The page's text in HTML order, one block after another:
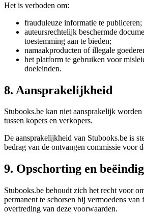
Het is verboden om:
frauduleuze informatie te publiceren;
auteursrechtelijk beschermde
toestemming aan te bieden;
namaakproducten of illegale
het platform te gebruiken voor
doeleinden.
8. Aansprakelijkheid
Stubooks.be kan niet aansprakelijk
tussen kopers en verkopers.
De aansprakelijkheid van Stubooks.be is
bedrag van de ontvangen commissie voor
9. Opschorting en
Stubooks.be behoudt zich het recht voor
permanent te schorsen bij vermoedens
overtreding van deze voorwaarden.